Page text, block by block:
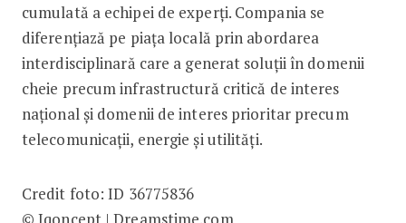
cumulată a echipei de experți. Compania se
diferențiază pe piața locală prin abordarea
interdisciplinară care a generat soluții în domenii
cheie precum infrastructură critică de interes
național și domenii de interes prioritar precum
telecomunicații, energie și utilități.
Credit foto: ID 36775836
©Iqoncept|Dreamstime.com